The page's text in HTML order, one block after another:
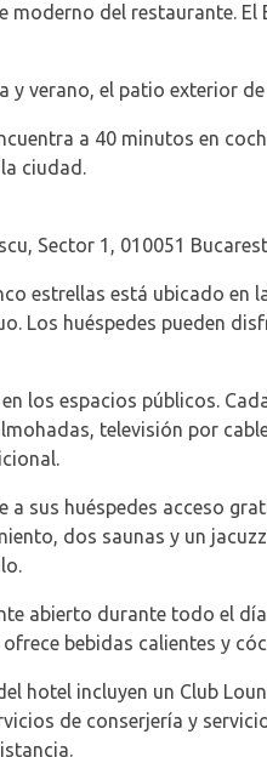
del restaurante.
y verano, el patio exterior
a 40 minutos en
ciudad.
Sector 1, 010051
estrellas está ubicado
Los huéspedes pueden
los espacios públicos.
televisión por
a sus huéspedes acceso
dos saunas y un
abierto durante todo el
bebidas calientes y
hotel incluyen un Club
de conserjería y